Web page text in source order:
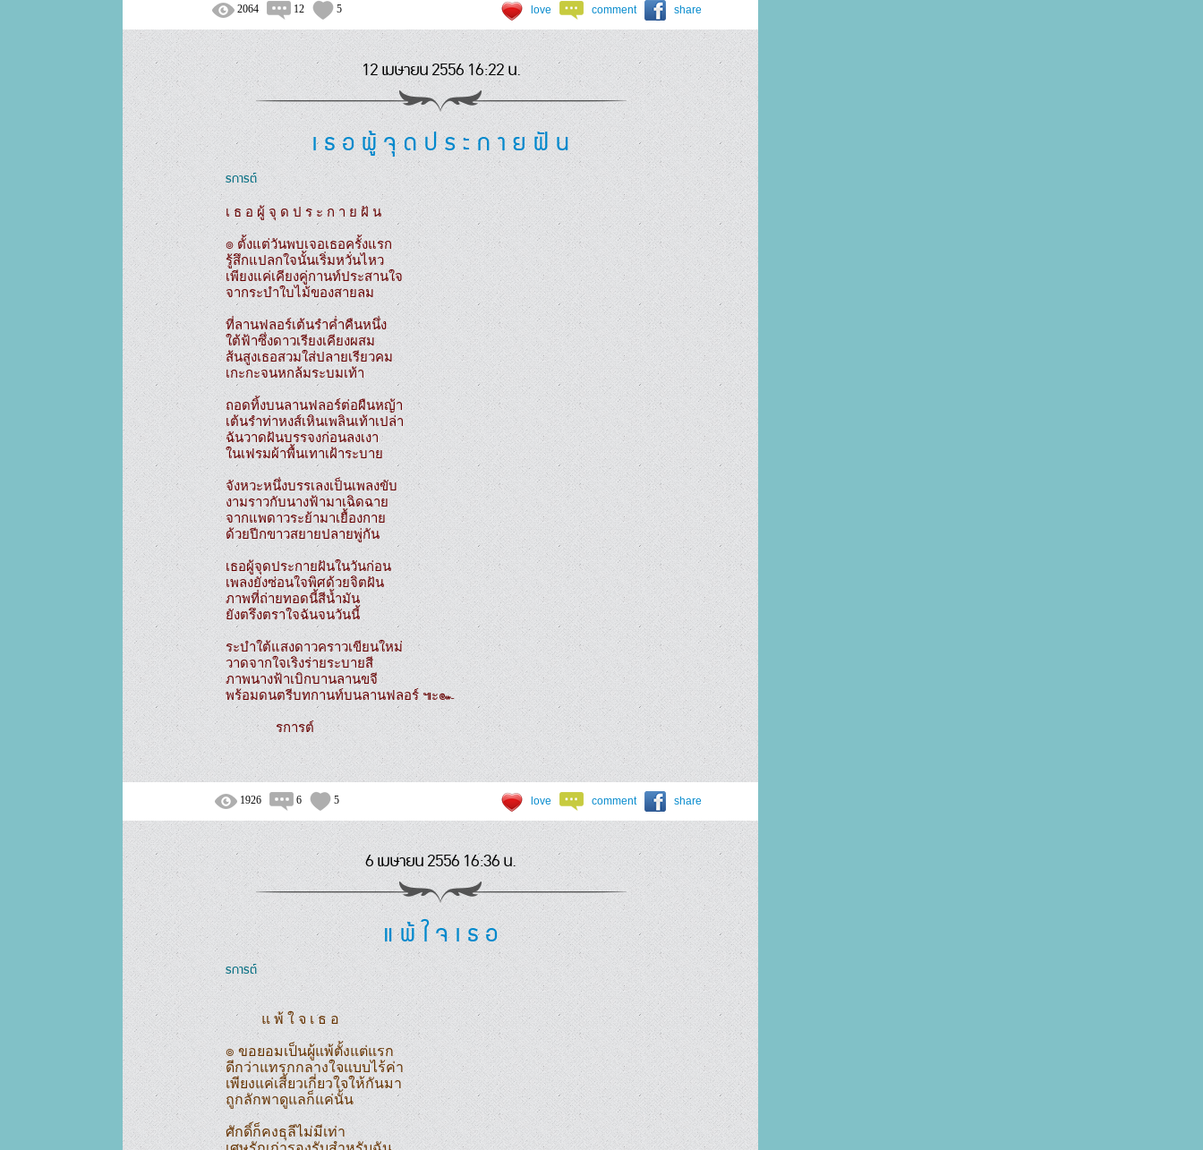
2064 12 5 love comment share
12 เมษายน 2556 16:22 น.
เ ธ อ ผู้ จุ ด ป ร ะ ก า ย ฝั น
รการต์
เ ธ อ ผู้ จุ ด ป ร ะ ก า ย ฝั น
๏ ตั้งแต่วันพบเจอเธอครั้งแรก
รู้สึกแปลกใจนั้นเริ่มหวั่นไหว
เพียงแค่เคียงคู่กานท์ประสานใจ
จากระบำใบไม้ของสายลม
ที่ลานฟลอร์เต้นรำค่ำคืนหนึ่ง
ใต้ฟ้าซึ่งดาวเรียงเคียงผสม
ส้นสูงเธอสวมใส่ปลายเรียวคม
เกะกะจนหกล้มระบมเท้า
ถอดทิ้งบนลานฟลอร์ต่อผืนหญ้า
เต้นรำท่าหงส์เหินเพลินเท้าเปล่า
ฉันวาดฝันบรรจงก่อนลงเงา
ในเฟรมผ้าพื้นเทาเฝ้าระบาย
จังหวะหนึ่งบรรเลงเป็นเพลงขับ
งามราวกับนางฟ้ามาเฉิดฉาย
จากแพดาวระย้ามาเยื้องกาย
ด้วยปีกขาวสยายปลายพู่กัน
เธอผู้จุดประกายฝันในวันก่อน
เพลงยังซ่อนใจพิศด้วยจิตฝัน
ภาพที่ถ่ายทอดนี้สีน้ำมัน
ยังตรึงตราใจฉันจนวันนี้
ระบำใต้แสงดาวคราวเขียนใหม่
วาดจากใจเริงร่ายระบายสี
ภาพนางฟ้าเบิกบานลานขจี
พร้อมดนตรีบทกานท์บนลานฟลอร์ ๚ะ๛
รการต์
1926 6 5 love comment share
6 เมษายน 2556 16:36 น.
แ พ้ ใ จ เ ธ อ
รการต์
แ พ้ ใ จ เ ธ อ
๏ ขอยอมเป็นผู้แพ้ตั้งแต่แรก
ดีกว่าแทรกกลางใจแบบไร้ค่า
เพียงแค่เสี้ยวเกี่ยวใจให้กันมา
ถูกลักพาดูแลก็แค่นั้น
ศักดิ์ก็คงธุลีไม่มีเท่า